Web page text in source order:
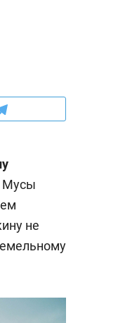
Мусы
не
«Ремонт
за 2